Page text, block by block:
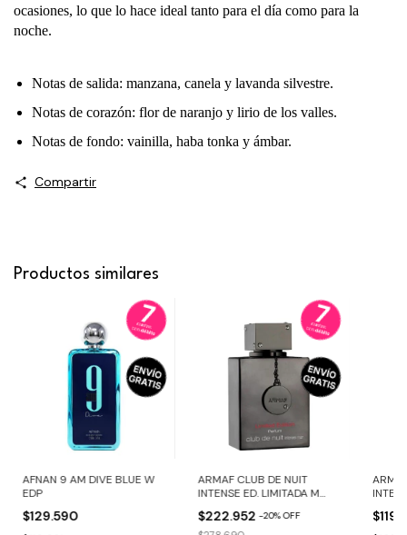
ocasiones, lo que lo hace ideal tanto para el día como para la
noche.
Notas de salida: manzana, canela y lavanda silvestre.
Notas de corazón: flor de naranjo y lirio de los valles.
Notas de fondo: vainilla, haba tonka y ámbar.
Compartir
Productos similares
AFNAN 9 AM DIVE BLUE W
EDP
$129.590
ARMAF CLUB DE NUIT
INTENSE ED. LIMITADA M
$222.952 -20%OFF